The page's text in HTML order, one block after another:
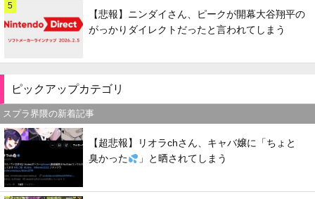
5
【悲報】ニンダイさん、ピークが開幕大谷翔平の
がっかりダイレクトだったと言われてしまう
ピックアップカテゴリ
スプラ界隈の新着記事
【超悲報】リオラchさん、キャバ嬢に「ちょと
臭かった
」と晒されてしまう